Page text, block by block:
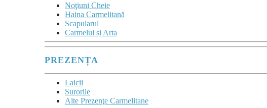
Noţiuni Cheie
Haina Carmelitană
Scapularul
Carmelul și Arta
PREZENȚA
Laicii
Surorile
Alte Prezenţe Carmelitane